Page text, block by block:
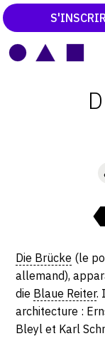
Die Brücke (le
allemand),
die Blaue Reiter.
architecture :
Bleyl et Karl